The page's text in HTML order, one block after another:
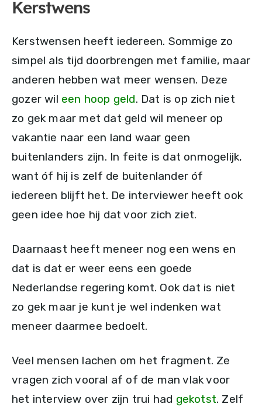
Kerstwens
Kerstwensen heeft iedereen. Sommige zo
simpel als tijd doorbrengen met familie, maar
anderen hebben wat meer wensen. Deze
gozer wil een hoop geld. Dat is op zich niet
zo gek maar met dat geld wil meneer op
vakantie naar een land waar geen
buitenlanders zijn. In feite is dat onmogelijk,
want óf hij is zelf de buitenlander óf
iedereen blijft het. De interviewer heeft ook
geen idee hoe hij dat voor zich ziet.
Daarnaast heeft meneer nog een wens en
dat is dat er weer eens een goede
Nederlandse regering komt. Ook dat is niet
zo gek maar je kunt je wel indenken wat
meneer daarmee bedoelt.
Veel mensen lachen om het fragment. Ze
vragen zich vooral af of de man vlak voor
het interview over zijn trui had gekotst. Zelf